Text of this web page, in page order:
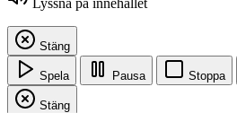
Stäng
Spela Pausa Stoppa
Stäng